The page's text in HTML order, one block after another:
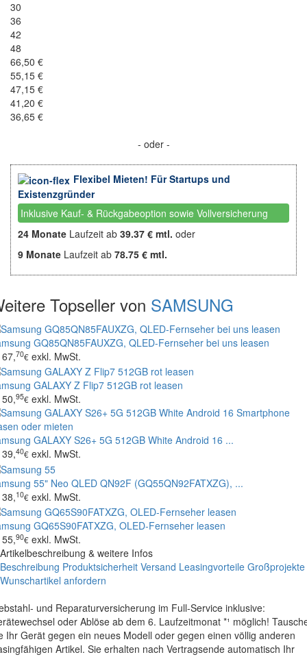
30
36
42
48
66,50 €
55,15 €
47,15 €
41,20 €
36,65 €
- oder -
Flexibel Mieten! Für Startups und
Existenzgründer
Inklusive Kauf- & Rückgabeoption sowie Vollversicherung
24 Monate Laufzeit ab 39.37 € mtl. oder
9 Monate Laufzeit ab 78.75 € mtl.
Topseller von SAMSUNG
GQ85QN85FAUXZG, QLED-Fernseher bei uns leasen
67,70€ exkl. MwSt.
GALAXY Z Flip7 512GB rot leasen
50,95€ exkl. MwSt.
GALAXY S26+ 5G 512GB White Android 16 ...
39,40€ exkl. MwSt.
55" Neo QLED QN92F (GQ55QN92FATXZG), ...
38,10€ exkl. MwSt.
GQ65S90FATXZG, OLED-Fernseher leasen
55,90€ exkl. MwSt.
Artikelbeschreibung & weitere Infos
Beschreibung Produktsicherheit Versand Leasingvorteile Großprojekte
Wunschartikel anfordern
und Reparaturversicherung im Full-Service inklusive:
oder Ablöse ab dem 6. Laufzeitmonat *¹ möglich!
Ihr Gerät gegen ein neues Modell oder gegen einen völlig anderen
Artikel. Sie erhalten nach Vertragsende automatisch Ihr